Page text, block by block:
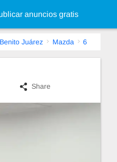
anuncios gratis
Benito Juárez Mazda 6
Share